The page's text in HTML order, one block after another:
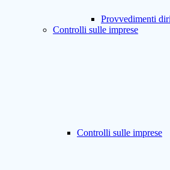
Provvedimenti
Controlli sulle imprese
Controlli sulle imprese